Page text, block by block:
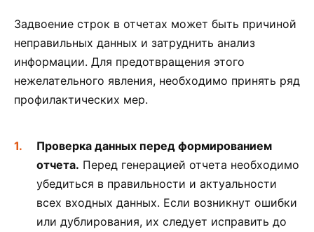
Задвоение строк в отчетах может быть причиной
неправильных данных и затруднить анализ
информации. Для предотвращения этого
нежелательного явления, необходимо принять ряд
профилактических мер.
Проверка данных перед формированием
отчета. Перед генерацией отчета необходимо
убедиться в правильности и актуальности
всех входных данных. Если возникнут ошибки
или дублирования, их следует исправить до